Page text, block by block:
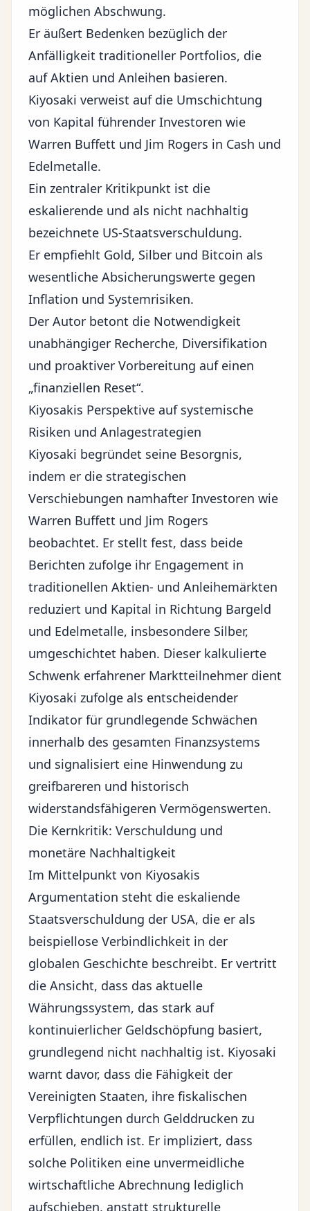
möglichen Abschwung.
Er äußert Bedenken bezüglich der
Anfälligkeit traditioneller Portfolios, die
auf Aktien und Anleihen basieren.
Kiyosaki verweist auf die Umschichtung
von Kapital führender Investoren wie
Warren Buffett und Jim Rogers in Cash und
Edelmetalle.
Ein zentraler Kritikpunkt ist die
eskalierende und als nicht nachhaltig
bezeichnete US-Staatsverschuldung.
Er empfiehlt Gold, Silber und Bitcoin als
wesentliche Absicherungswerte gegen
Inflation und Systemrisiken.
Der Autor betont die Notwendigkeit
unabhängiger Recherche, Diversifikation
und proaktiver Vorbereitung auf einen
„finanziellen Reset“.
Kiyosakis Perspektive auf systemische
Risiken und Anlagestrategien
Kiyosaki begründet seine Besorgnis,
indem er die strategischen
Verschiebungen namhafter Investoren wie
Warren Buffett und Jim Rogers
beobachtet. Er stellt fest, dass beide
Berichten zufolge ihr Engagement in
traditionellen Aktien- und Anleihemärkten
reduziert und Kapital in Richtung Bargeld
und Edelmetalle, insbesondere Silber,
umgeschichtet haben. Dieser kalkulierte
Schwenk erfahrener Marktteilnehmer dient
Kiyosaki zufolge als entscheidender
Indikator für grundlegende Schwächen
innerhalb des gesamten Finanzsystems
und signalisiert eine Hinwendung zu
greifbareren und historisch
widerstandsfähigeren Vermögenswerten.
Die Kernkritik: Verschuldung und
monetäre Nachhaltigkeit
Im Mittelpunkt von Kiyosakis
Argumentation steht die eskaliende
Staatsverschuldung der USA, die er als
beispiellose Verbindlichkeit in der
globalen Geschichte beschreibt. Er vertritt
die Ansicht, dass das aktuelle
Währungssystem, das stark auf
kontinuierlicher Geldschöpfung basiert,
grundlegend nicht nachhaltig ist. Kiyosaki
warnt davor, dass die Fähigkeit der
Vereinigten Staaten, ihre fiskalischen
Verpflichtungen durch Gelddrucken zu
erfüllen, endlich ist. Er impliziert, dass
solche Politiken eine unvermeidliche
wirtschaftliche Abrechnung lediglich
aufschieben, anstatt strukturelle